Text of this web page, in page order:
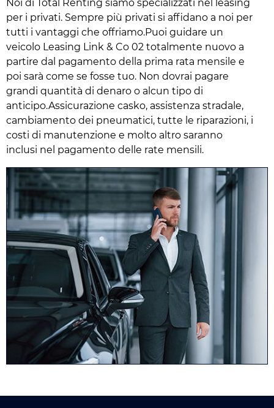
Noi di Total Renting siamo specializzati nel leasing
per i privati. Sempre più privati si affidano a noi per
tutti i vantaggi che offriamo.Puoi guidare un
veicolo Leasing Link & Co 02 totalmente nuovo a
partire dal pagamento della prima rata mensile e
poi sarà come se fosse tuo. Non dovrai pagare
grandi quantità di denaro o alcun tipo di
anticipo.Assicurazione casko, assistenza stradale,
cambiamento dei pneumatici, tutte le riparazioni, i
costi di manutenzione e molto altro saranno
inclusi nel pagamento delle rate mensili.